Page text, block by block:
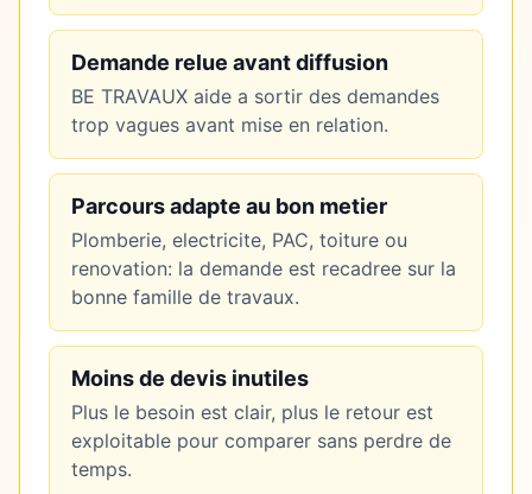
Demande relue avant diffusion
BE TRAVAUX aide a sortir des demandes
trop vagues avant mise en relation.
Parcours adapte au bon metier
Plomberie, electricite, PAC, toiture ou
renovation: la demande est recadree sur la
bonne famille de travaux.
Moins de devis inutiles
Plus le besoin est clair, plus le retour est
exploitable pour comparer sans perdre de
temps.